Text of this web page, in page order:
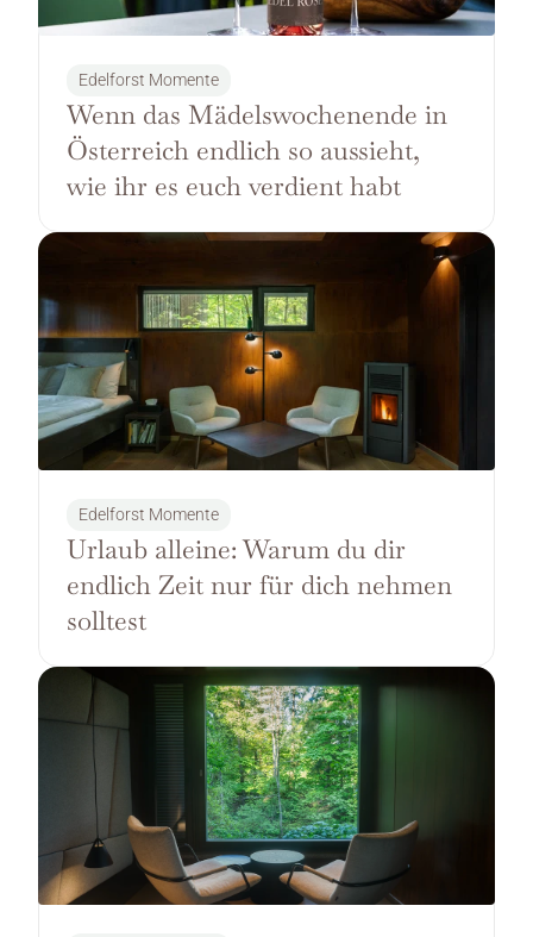
Edelforst Momente
Wenn das Mädelswochenende in
Österreich endlich so aussieht,
wie ihr es euch verdient habt
Edelforst Momente
Urlaub alleine: Warum du dir
endlich Zeit nur für dich nehmen
solltest